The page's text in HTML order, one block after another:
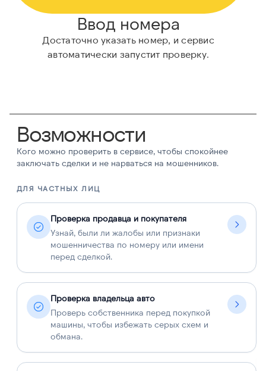
Ввод номера
Достаточно указать номер, и сервис
автоматически запустит проверку.
Возможности
Кого можно проверить в сервисе, чтобы спокойнее
заключать сделки и не нарваться на мошенников.
ДЛЯ ЧАСТНЫХ ЛИЦ
Проверка продавца и покупателя
Узнай, были ли жалобы или признаки
мошенничества по номеру или имени
перед сделкой.
Проверка владельца авто
Проверь собственника перед покупкой
машины, чтобы избежать серых схем и
обмана.